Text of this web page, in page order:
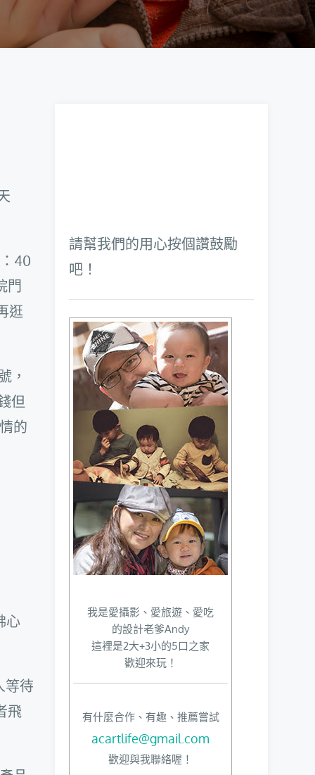
40
門
逛
，
但
的
心
等待
飛
請幫我們的用心按個讚鼓勵
吧！
我是愛攝影、愛旅遊、愛吃
的設計老爹Andy
這裡是2大+3小的5口之家
歡迎來玩！
有什麼合作、有趣、推薦嘗試
acartlife@gmail.com
歡迎與我聯絡喔！